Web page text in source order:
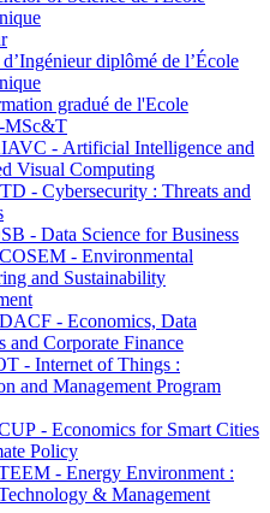
diplômé de l’École
gradué de l'Ecole
MSc&T
- Artificial Intelligence and
Visual Computing
- Cybersecurity : Threats and
- Data Science for Business
- Environmental
and Sustainability
- Economics, Data
and Corporate Finance
- Internet of Things :
and Management Program
- Economics for Smart Cities
Policy
- Energy Environment :
& Management